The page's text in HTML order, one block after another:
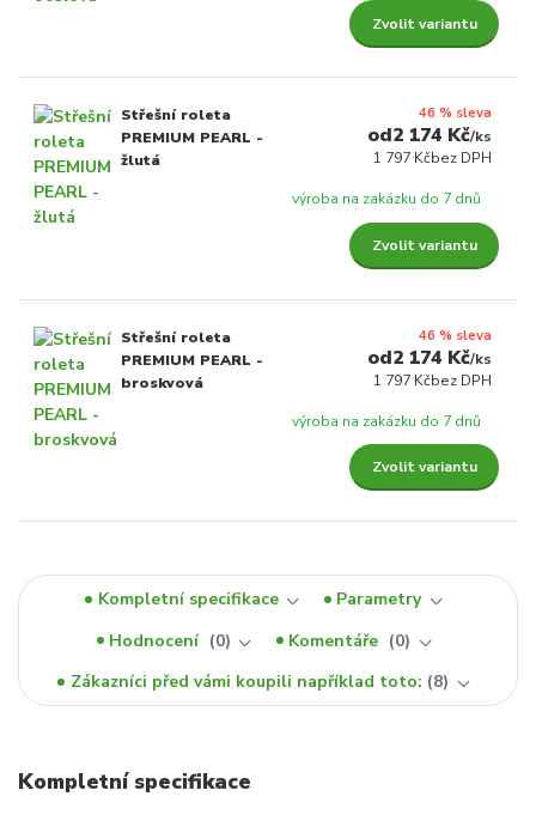
Zvolit variantu
Střešní roleta
PREMIUM PEARL -
žlutá
46 % sleva
2 174 Kč/ks
1 797 Kčbez DPH
výroba na zakázku do 7 dnů
Zvolit variantu
Střešní roleta
PREMIUM PEARL -
broskvová
46 % sleva
2 174 Kč/ks
1 797 Kčbez DPH
výroba na zakázku do 7 dnů
Zvolit variantu
Kompletní specifikace
Parametry
Hodnocení
0 Komentáře
0
Zákazníci před vámi koupili například toto: 8
Kompletní specifikace